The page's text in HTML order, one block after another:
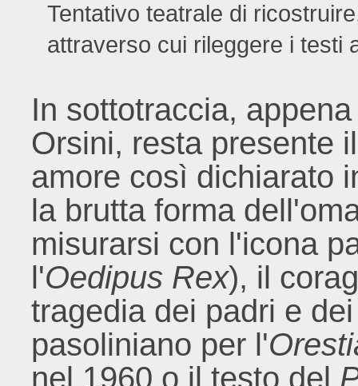
Tentativo teatrale di
attraverso cui rileggere i testi
In sottotraccia,
Orsini, resta presente
amore così dichiarato
la brutta forma
misurarsi con l'icona
l'Oedipus Rex), il
tragedia dei padri e
pasoliniano per l'
nel 1960 o il testo del